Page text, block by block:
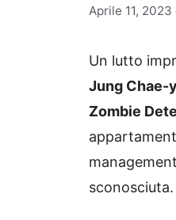
Aprile 11, 2023
Un lutto
Jung Chae-
Zombie
sconosciuta.